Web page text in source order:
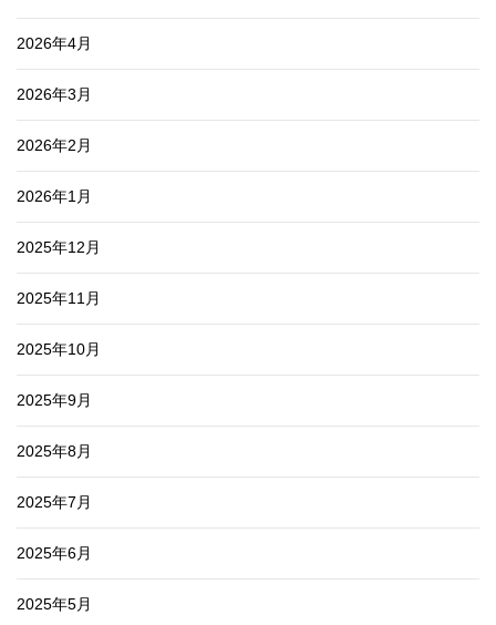
2026年4月
2026年3月
2026年2月
2026年1月
2025年12月
2025年11月
2025年10月
2025年9月
2025年8月
2025年7月
2025年6月
2025年5月